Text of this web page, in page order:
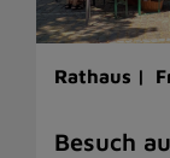
Rathaus |
Besuch